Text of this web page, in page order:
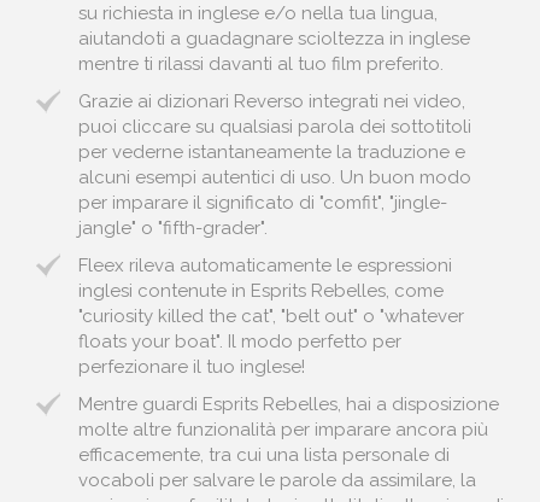
su richiesta in inglese e/o nella tua lingua,
aiutandoti a guadagnare scioltezza in inglese
mentre ti rilassi davanti al tuo film preferito.
Grazie ai dizionari Reverso integrati nei video,
puoi cliccare su qualsiasi parola dei sottotitoli
per vederne istantaneamente la traduzione e
alcuni esempi autentici di uso. Un buon modo
per imparare il significato di "comfit", "jingle-
jangle" o "fifth-grader".
Fleex rileva automaticamente le espressioni
inglesi contenute in Esprits Rebelles, come
"curiosity killed the cat", "belt out" o "whatever
floats your boat". Il modo perfetto per
perfezionare il tuo inglese!
Mentre guardi Esprits Rebelles, hai a disposizione
molte altre funzionalità per imparare ancora più
efficacemente, tra cui una lista personale di
vocaboli per salvare le parole da assimilare, la